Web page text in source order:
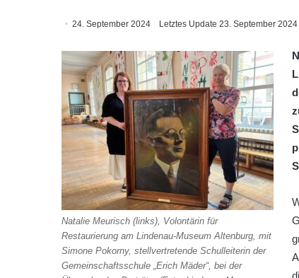
24. September 2024 Letztes Update 23. September 2024
Natalie Meurisch (links), Volontärin für
Restaurierung am Lindenau-Museum Altenburg, mit
Simone Pokorny, stellvertretende Schulleiterin der
Gemeinschaftsschule „Erich Mäder“, bei der